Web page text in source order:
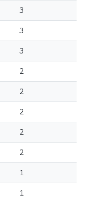
3
3
3
2
2
2
2
2
1
1